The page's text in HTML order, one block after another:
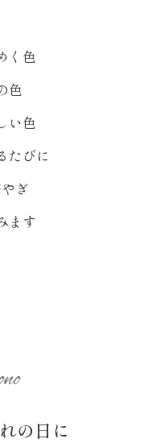
く色
色
い色
たびに
ぎ
ます
の日に